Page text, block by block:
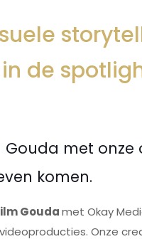
de
Gouda met
komen.
Goudamet Okay
Onze